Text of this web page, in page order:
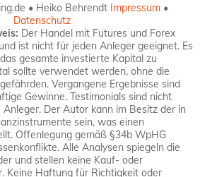
• Heiko Behrendt Impressum•
Datenschutz
Der Handel mit Futures und Forex
ist nicht für jeden Anleger geeignet. Es
gesamte investierte Kapital zu
sollte verwendet werden, ohne die
Vergangene Ergebnisse sind
Gewinne. Testimonials sind nicht
Der Autor kann im Besitz der in
sein, was einen
Offenlegung gemäß §34b WpHG
Alle Analysen spiegeln die
und stellen keine Kauf- oder
Keine Haftung für Richtigkeit oder